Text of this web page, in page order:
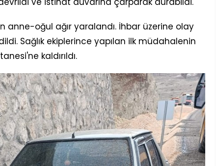
oğul ağır yaralandı. İhbar üzerine olay
Sağlık ekiplerince yapılan ilk müdahalenin
kaldırıldı.